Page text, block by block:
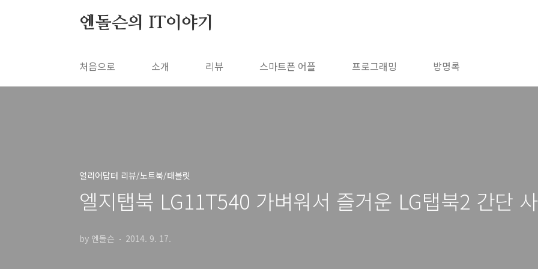
엔돌슨의 IT이야기
처음으로 소개 리뷰 스마트폰 어플 프로그래밍 방명록
얼리어답터 리뷰/노트북/태블릿
엘지탭북 LG11T540 가벼워서 즐거운 LG탭북2 간단
by 엔돌슨 2014. 9. 17.